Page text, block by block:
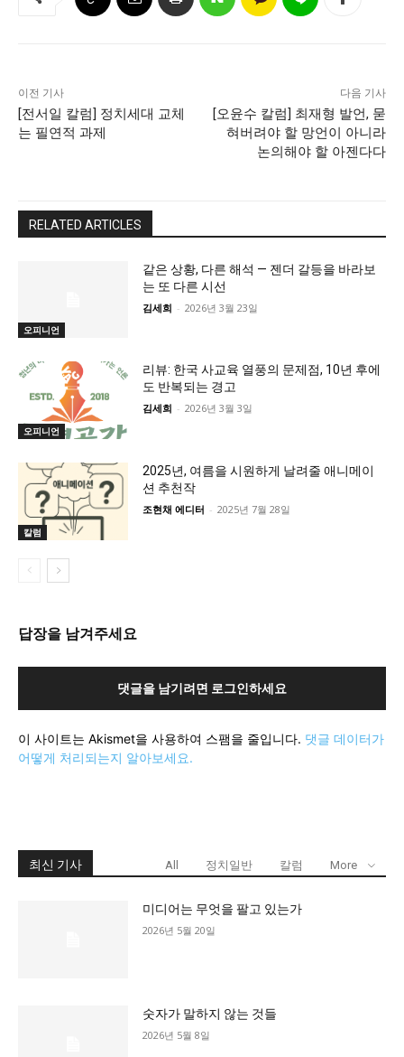
이전 기사
[전서일 칼럼] 정치세대 교체
는 필연적 과제
다음 기사
[오윤수 칼럼] 최재형 발언, 묻
혀버려야 할 망언이 아니라
논의해야 할 아젠다다
RELATED ARTICLES
오피니언
같은 상황, 다른 해석 — 젠더 갈등을 바라보
는 또 다른 시선
김세희 - 2026년 3월 23일
오피니언
리뷰: 한국 사교육 열풍의 문제점, 10년 후에
도 반복되는 경고
김세희 - 2026년 3월 3일
칼럼
2025년, 여름을 시원하게 날려줄 애니메이
션 추천작
조현채 에디터 - 2025년 7월 28일
답장을 남겨주세요
댓글을 남기려면 로그인하세요
이 사이트는 Akismet을 사용하여 스팸을 줄입니다. 댓글 데이터가
어떻게 처리되는지 알아보세요.
최신 기사 All 정치일반 칼럼 More
미디어는 무엇을 팔고 있는가
2026년 5월 20일
숫자가 말하지 않는 것들
2026년 5월 8일